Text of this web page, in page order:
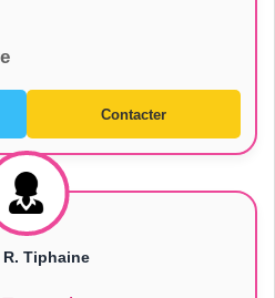
Contacter
R. Tiphaine